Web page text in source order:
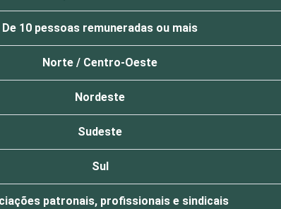
De 10 pessoas remuneradas ou mais
Norte / Centro-Oeste
Nordeste
Sudeste
Sul
patronais, profissionais e sindicais